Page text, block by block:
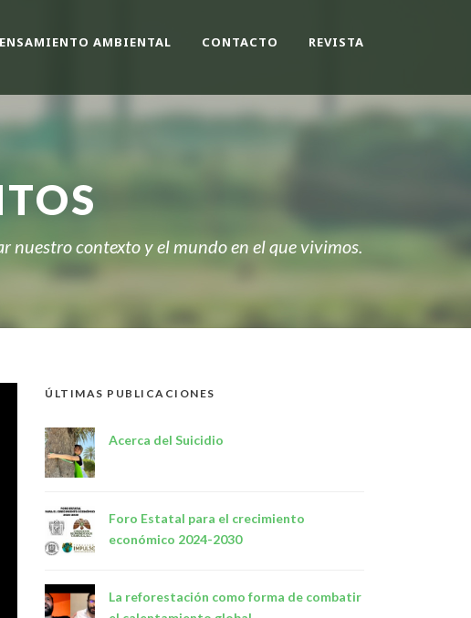
AMBIENTAL CONTACTO REVISTA
nuestro contexto y el mundo en el que vivimos.
ÚLTIMAS PUBLICACIONES
Acerca del Suicidio
Foro Estatal para el crecimiento
económico 2024-2030
La reforestación como forma de combatir